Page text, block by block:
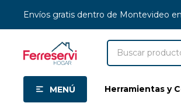
MENÚ Herramientas y
Envíos gratis dentro de Montevideo